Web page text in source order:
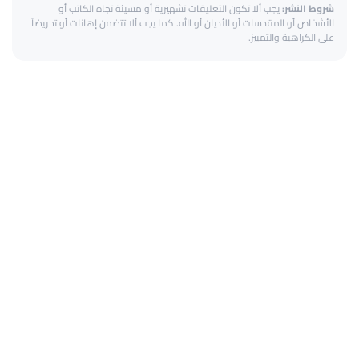
شروط النشر:يجب ألا تكون التعليقات تشهيرية أو مسيئة تجاه الكاتب أو
الأشخاص أو المقدسات أو الأديان أو الله. كما يجب ألا تتضمن إهانات أو تحريضاً
على الكراهية والتمييز.